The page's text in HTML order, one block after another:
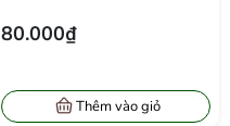
80.000₫
Thêm vào giỏ